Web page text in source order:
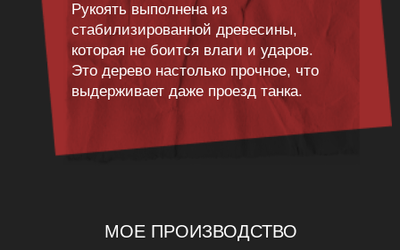
Рукоять выполнена из
стабилизированной древесины,
которая не боится влаги и ударов.
Это дерево настолько прочное, что
выдерживает даже проезд танка.
МОЕ ПРОИЗВОДСТВО